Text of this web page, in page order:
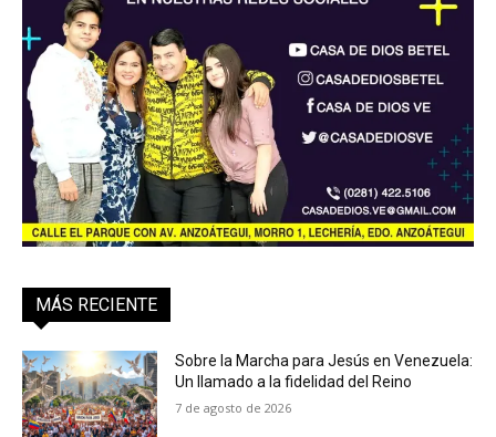
MÁS RECIENTE
Sobre la Marcha para Jesús en Venezuela:
Un llamado a la fidelidad del Reino
7 de agosto de 2026